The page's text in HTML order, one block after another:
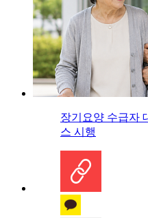
장기요양 수급자
스 시행